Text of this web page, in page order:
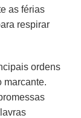
as férias
respirar
ordens
marcante.